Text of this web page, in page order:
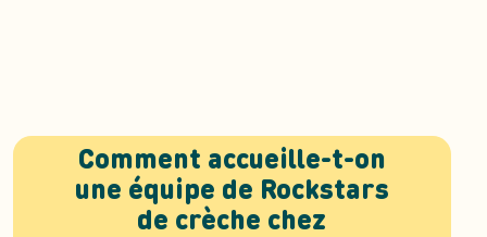
Comment accueille-t-on
une équipe de Rockstars
de crèche chez